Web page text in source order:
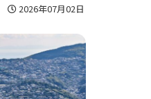
2026年07月02日